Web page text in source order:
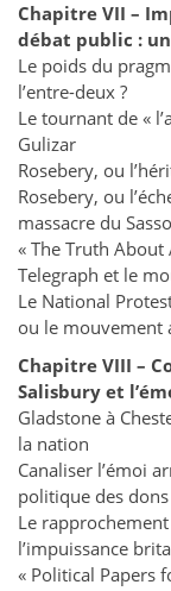
Chapitre VII –
débat public :
Le poids du
l’entre-deux ?
Le tournant de «
Gulizar
Rosebery, ou
Rosebery, ou
massacre du
« The Truth
Telegraph et le
Le National
ou le mouvement
Chapitre VIII –
Salisbury et
Gladstone à
la nation
Canaliser l’émoi
politique des dons
Le
l’impuissance
« Political Papers